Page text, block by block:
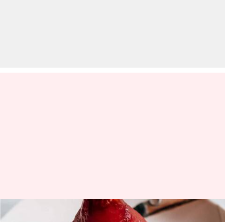
Makanan penutup vegan dari